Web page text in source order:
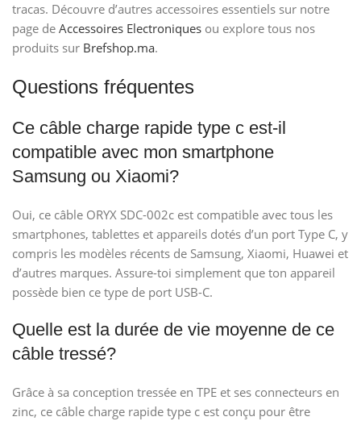
tracas. Découvre d’autres accessoires essentiels sur notre
page de Accessoires Electroniques ou explore tous nos
produits sur Brefshop.ma.
Questions fréquentes
Ce câble charge rapide type c est-il
compatible avec mon smartphone
Samsung ou Xiaomi?
Oui, ce câble ORYX SDC-002c est compatible avec tous les
smartphones, tablettes et appareils dotés d’un port Type C, y
compris les modèles récents de Samsung, Xiaomi, Huawei et
d’autres marques. Assure-toi simplement que ton appareil
possède bien ce type de port USB-C.
Quelle est la durée de vie moyenne de ce
câble tressé?
Grâce à sa conception tressée en TPE et ses connecteurs en
zinc, ce câble charge rapide type c est conçu pour être